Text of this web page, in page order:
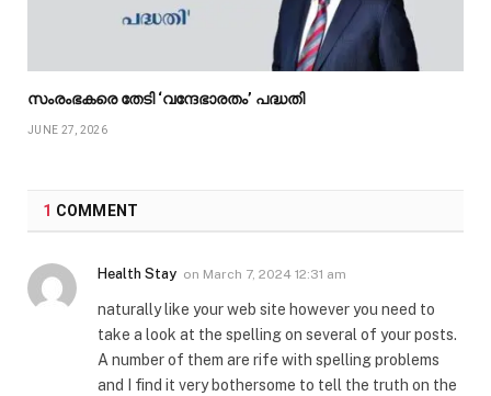
സംരംഭകരെ തേടി ‘വന്ദേഭാരതം’ പദ്ധതി
JUNE 27, 2026
1 COMMENT
Health Stay on March 7, 2024 12:31 am
naturally like your web site however you need to
take a look at the spelling on several of your posts.
A number of them are rife with spelling problems
and I find it very bothersome to tell the truth on the